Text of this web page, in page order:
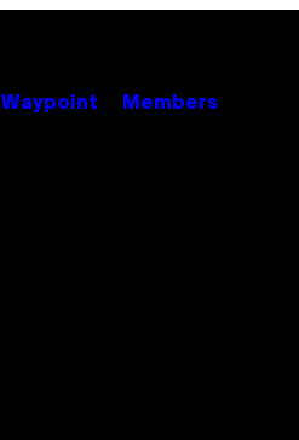
Waypoint Members